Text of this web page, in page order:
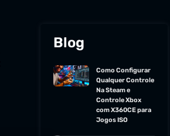
Blog
Como Configurar
Qualquer Controle
Na Steam e
Controle Xbox
com X360CE para
Jogos ISO